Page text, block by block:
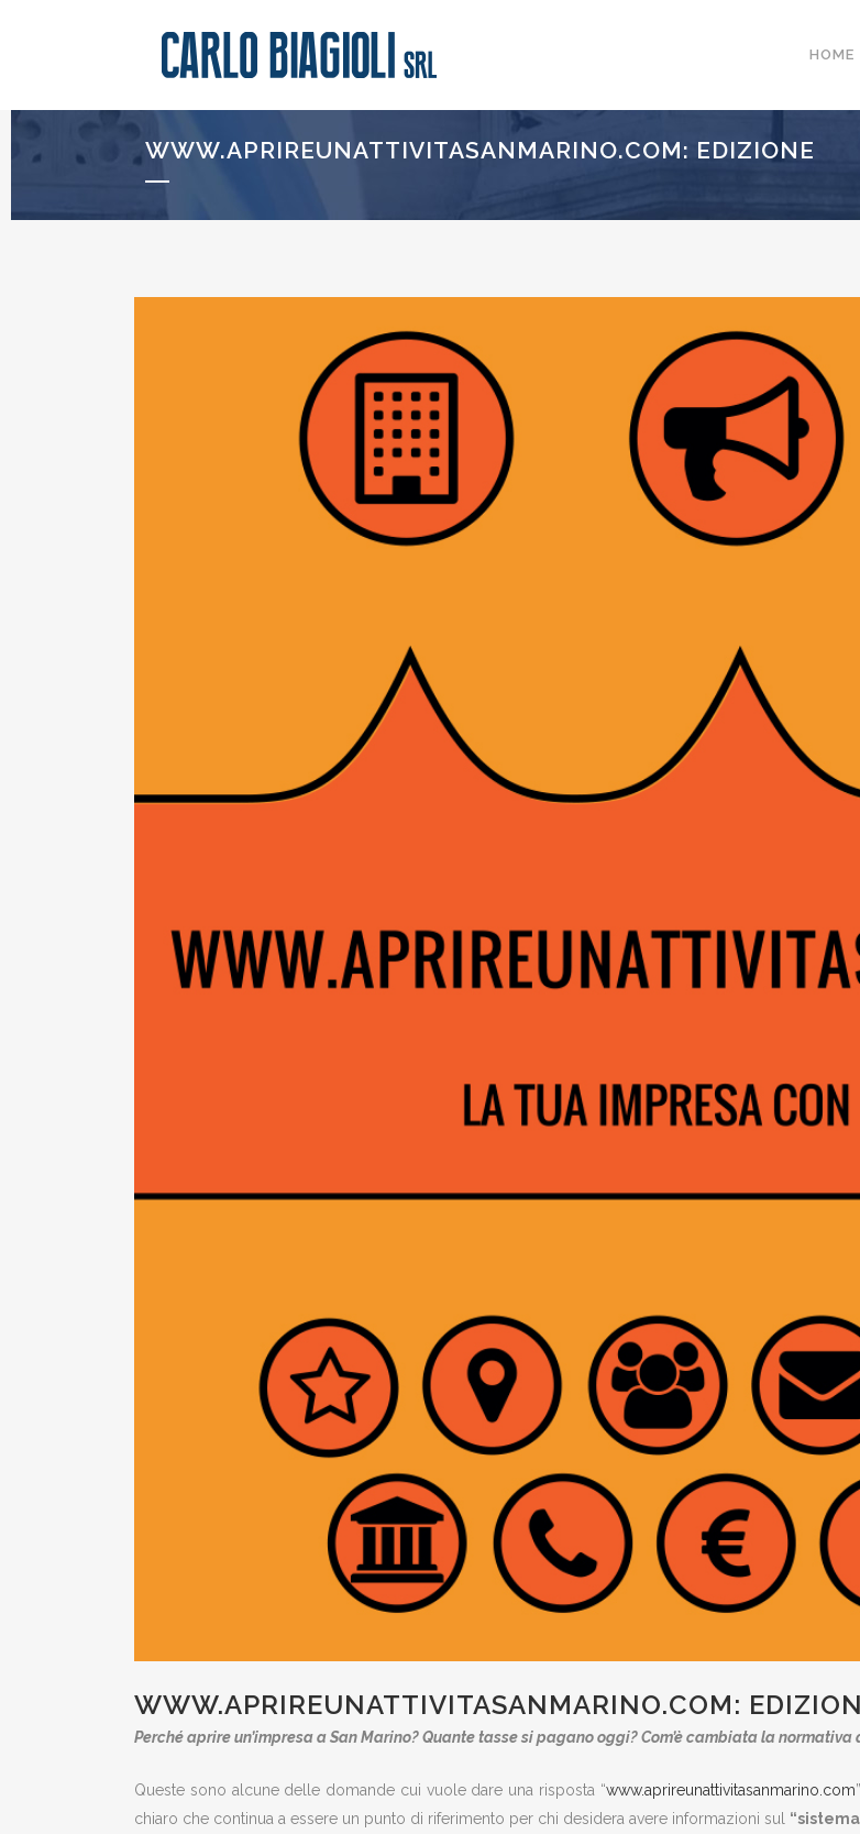
HOME
WWW.APRIREUNATTIVITASANMARINO.COM: EDIZIONE
WWW.APRIREUNATTIVITASANMARINO.COM:
Perché aprire un’impresa a San Marino? Quante tasse si pagano oggi? Com’è cambiata la normativa
Queste sono alcune delle domande cui vuole dare una risposta “www.aprireunattivitasanmarino.com
chiaro che continua a essere un punto di riferimento per chi desidera avere informazioni sul